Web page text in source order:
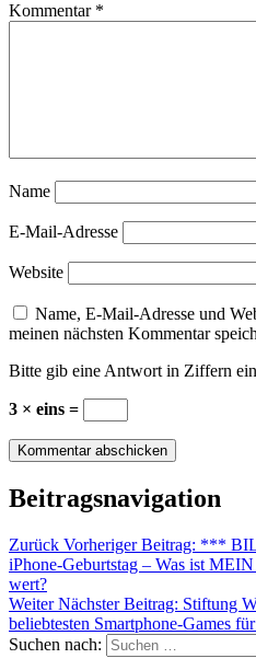
Kommentar *
Name
E-Mail-Adresse
Website
Name, E-Mail-Adresse und
meinen nächsten Kommentar
Bitte gib eine Antwort in Ziffern
3 × eins =
Beitragsnavigation
Zurück Vorheriger Beitrag: ***
iPhone-Geburtstag – Was ist
wert?
Weiter Nächster Beitrag: Stiftung
beliebtesten Smartphone-Games
Suchen nach: